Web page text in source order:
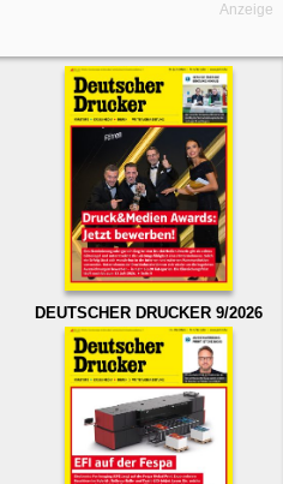
Anzeige
DEUTSCHER DRUCKER 9/2026